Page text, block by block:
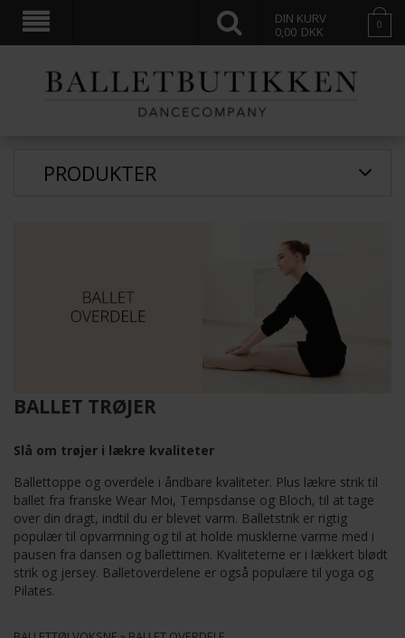
DIN KURV
0,00 DKK 0
PRODUKTER
BALLET TRØJER
Slå om trøjer i lækre kvaliteter
Ballettoppe og overdele i åndbare kvaliteter. Plus lækre strik til
ballet fra franske Wear Moi, Tempsdanse og Bloch, til at tage
over din dragt, indtil du er blevet varm. Balletstrik er rigtig
populær til opvarmning og til at holde musklerne varme med i
pausen fra dansen og ballettimen. Kvaliteterne er i lækkert blødt
strik og jersey. Balletoverdelene er også populære til yoga og
Pilates.